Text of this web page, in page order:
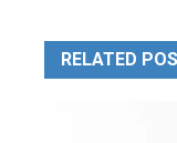
RELATED